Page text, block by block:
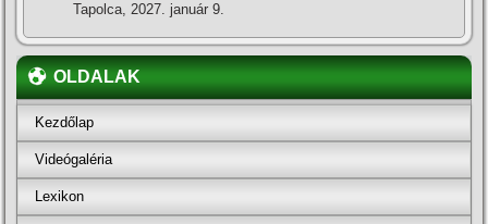
Tapolca, 2027. január 9.
OLDALAK
Kezdőlap
Videógaléria
Lexikon